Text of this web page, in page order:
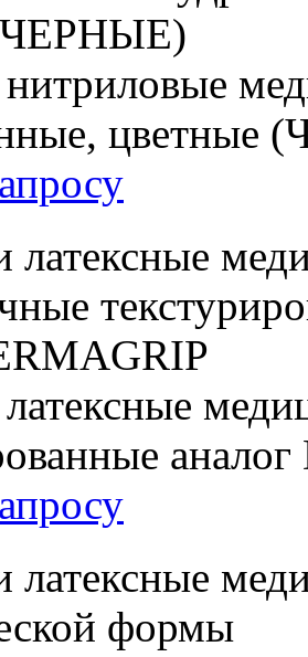
цветные